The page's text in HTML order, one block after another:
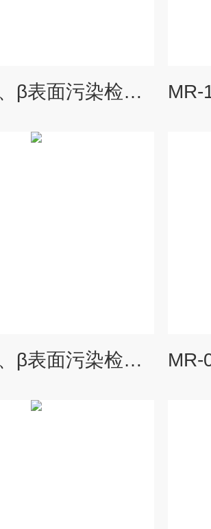
MR-050α、β表面污染检测仪
MR-210α、β表面污染检测仪